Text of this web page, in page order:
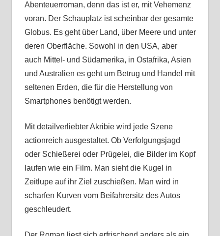
Abenteuerroman, denn das ist er, mit Vehemenz
voran. Der Schauplatz ist scheinbar der gesamte
Globus. Es geht über Land, über Meere und unter
deren Oberfläche. Sowohl in den USA, aber
auch Mittel- und Südamerika, in Ostafrika, Asien
und Australien es geht um Betrug und Handel mit
seltenen Erden, die für die Herstellung von
Smartphones benötigt werden.
Mit detailverliebter Akribie wird jede Szene
actionreich ausgestaltet. Ob Verfolgungsjagd
oder Schießerei oder Prügelei, die Bilder im Kopf
laufen wie ein Film. Man sieht die Kugel in
Zeitlupe auf ihr Ziel zuschießen. Man wird in
scharfen Kurven vom Beifahrersitz des Autos
geschleudert.